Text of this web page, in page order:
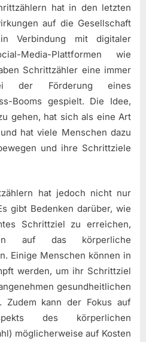
hat in den letzten
auf die Gesellschaft
Verbindung mit digitaler
Media-Plattformen wie
Schrittzähler eine immer
der Förderung eines
Booms gespielt. Die Idee,
gehen, hat sich als eine Art
hat viele Menschen dazu
und ihre Schrittziele
hat jedoch nicht nur
gibt Bedenken darüber, wie
Schrittziel zu erreichen,
auf das körperliche
Einige Menschen können in
werden, um ihr Schrittziel
gesundheitlichen
Zudem kann der Fokus auf
des körperlichen
möglicherweise auf Kosten